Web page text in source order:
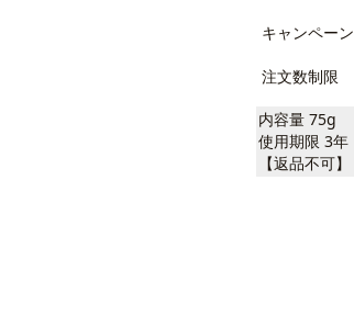
キャンペーン
注文数制限
内容量 75g
使用期限 3年
【返品不可】